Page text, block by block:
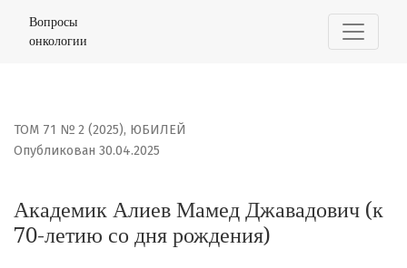
Академик Алиев Мамед Джавадович (к 70-летию со
Вопросы
онкологии
ТОМ 71 № 2 (2025), ЮБИЛЕЙ
Академик Алиев Мамед Джавадович (к
70-летию со дня рождения)
Опубликован 30.04.2025